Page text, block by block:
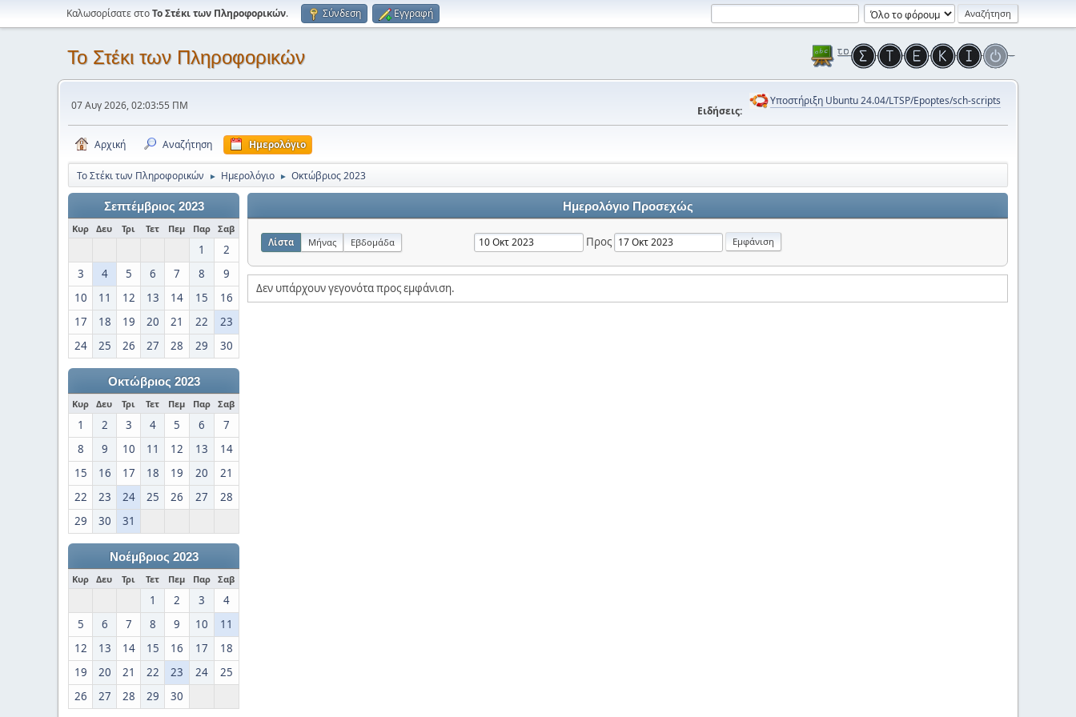
Καλωσορίσατε στοΤο Στέκι των Πληροφορικών. Σύνδεση Εγγραφή
Το Στέκι των Πληροφορικών
07 Αυγ 2026, 02:03:55 ΠΜ Ειδήσεις:
Υποστήριξη Ubuntu 24.04/LTSP/Epoptes/sch-scripts
Αρχική Αναζήτηση Ημερολόγιο
Το Στέκι των Πληροφορικών ► Ημερολόγιο ► Οκτώβριος 2023
Σεπτέμβριος 2023
Κυρ Δευ Τρι Τετ Πεμ Παρ Σαβ
1
2
3
4 5 6 7 8
9
10
11 12 13 14 15
16
17
18 19 20 21 22
23
24
25 26 27 28 29 30
Οκτώβριος 2023
Κυρ Δευ Τρι Τετ Πεμ Παρ Σαβ
1 2 3 4 5 6
7
8
9 10 11 12 13
14
15
16 17 18 19 20
21
22
23 24 25 26 27
28
29
30 31
Νοέμβριος 2023
Κυρ Δευ Τρι Τετ Πεμ Παρ Σαβ
1 2 3
4
5
6 7 8 9 10
11
12
13 14 15 16 17
18
19
20 21 22 23 24
25
26
27 28 29 30
Ημερολόγιο Προσεχώς
Λίστα Μήνας Εβδομάδα Προς
Δεν υπάρχουν γεγονότα προς εμφάνιση.